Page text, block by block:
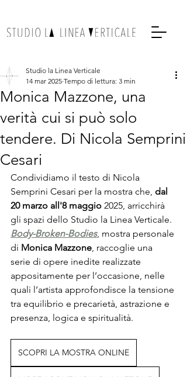
Monica Mazzone, una
verità cui si può solo
tendere. Di Nicola Semprini
Cesari
Studio la Linea Verticale
14 mar 2025 Tempo di lettura: 3 min
Condividiamo il testo di Nicola
Semprini Cesari per la mostra che, dal
20 marzo all'8 maggio 2025, arricchirà
gli spazi dello Studio la Linea Verticale.
Body-Broken-Bodies, mostra personale
di Monica Mazzone, raccoglie una
serie di opere inedite realizzate
appositamente per l’occasione, nelle
quali l’artista approfondisce la tensione
tra equilibrio e precarietà, astrazione e
presenza, logica e spiritualità.
SCOPRI LA MOSTRA ONLINE